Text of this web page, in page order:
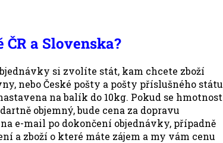
a Slovenska?
si zvolíte stát, kam chcete zboží
nebo České pošty a pošty příslušného státu
na balík do 10kg. Pokud se hmotnost
objemný, bude cena za dopravu
e-mail po dokončení objednávky, případně
a zboží o které máte zájem a my vám cenu